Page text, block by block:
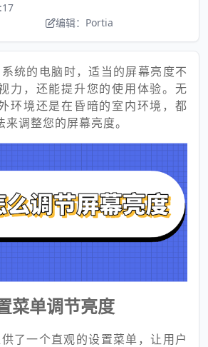
编辑：Portia
系统的电脑时，适当的屏幕亮度不
力，还能提升您的使用体验。无
环境还是在昏暗的室内环境，都
来调整您的屏幕亮度。
菜单调节亮度